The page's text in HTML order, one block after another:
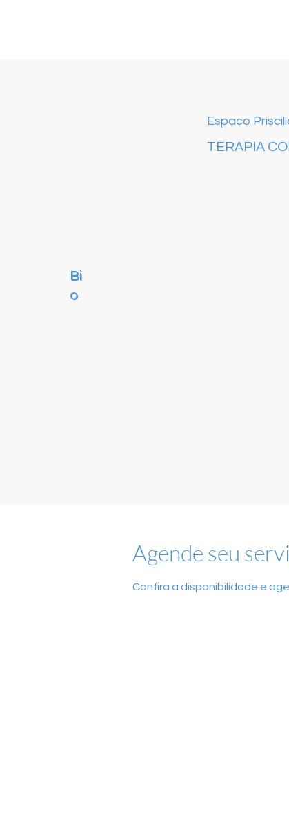
TERAPIA
Espaco
Bi
o
Bi
o
Agende seu
Confira a disponibilidade e